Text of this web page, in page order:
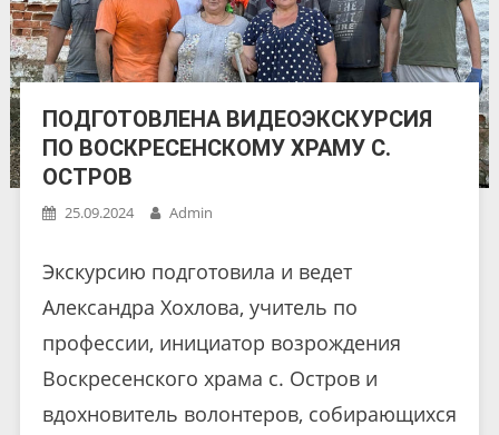
ПОДГОТОВЛЕНА ВИДЕОЭКСКУРСИЯ
ПО ВОСКРЕСЕНСКОМУ ХРАМУ С.
ОСТРОВ
25.09.2024 Admin
Экскурсию подготовила и ведет
Александра Хохлова, учитель по
профессии, инициатор возрождения
Воскресенского храма с. Остров и
вдохновитель волонтеров, собирающихся